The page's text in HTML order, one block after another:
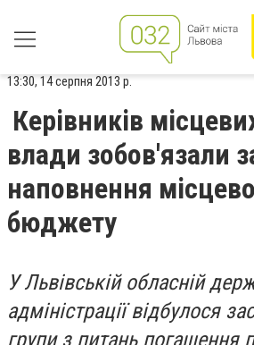
13:30, 14 серпня 2013 р.
Керівників
влади зобов'язали
наповнення
бюджету
У Львівській обласній
адміністрації відбулося
групи з питань погашення